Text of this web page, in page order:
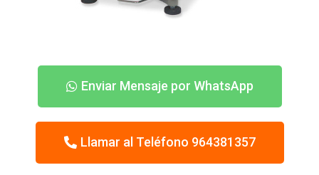
Enviar Mensaje por WhatsApp
Llamar al Teléfono 964381357